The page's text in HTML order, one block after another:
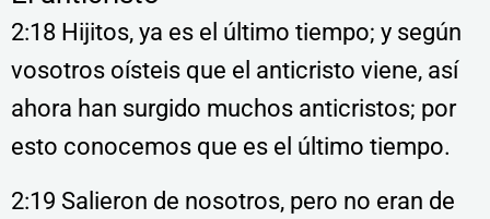
2:18 Hijitos, ya es el último tiempo; y según
vosotros oísteis que el anticristo viene, así
ahora han surgido muchos anticristos; por
esto conocemos que es el último tiempo.
2:19 Salieron de nosotros, pero no eran de